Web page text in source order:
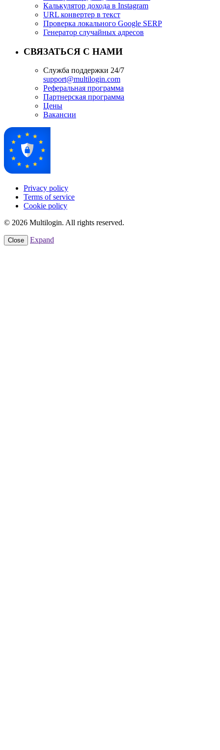
Калькулятор дохода в Instagram
URL конвертер в текст
Проверка локального Google SERP
Генератор случайных адресов
СВЯЗАТЬСЯ С НАМИ
Служба поддержки 24/7
support@multilogin.com
Реферальная программа
Партнерская программа
Цены
Вакансии
Privacy policy
Terms of service
Cookie policy
© 2026 Multilogin. All rights reserved.
Close Expand